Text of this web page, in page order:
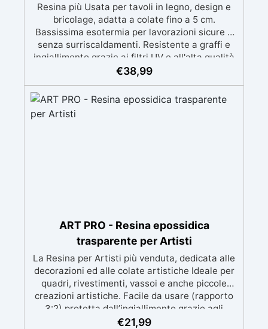
Resina più Usata per tavoli in legno, design e
bricolage, adatta a colate fino a 5 cm.
Bassissima esotermia per lavorazioni sicure e
senza surriscaldamenti. Resistente a graffi e
ingiallimento grazie ai filtri UV e all'alta qualità
meccanica. Bassa viscosità per eliminare bolle
BPA/VOC free e certificata per il contatto
prolungato con la pelle.
€38,99
ART PRO - Resina epossidica
trasparente per Artisti
La Resina per Artisti più venduta, dedicata alle
decorazioni ed alle colate artistiche Ideale per
quadri, rivestimenti, vassoi e anche piccole
creazioni artistiche. Facile da usare (rapporto
3:2) protetta dall’ingiallimento grazie agli
speciali filtri UV Formula densa : non cola via,
€21,99